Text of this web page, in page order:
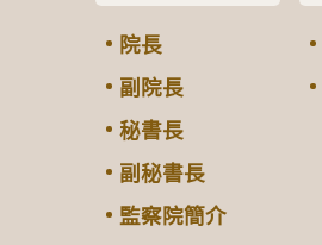
院長
副院長
秘書長
副秘書長
監察院簡介